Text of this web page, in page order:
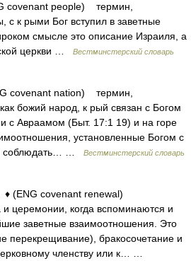
covenant people) термин,
с к рыми Бог вступил в заветные
смысле это описание Израиля, а
церкви …
Вестминстерский словарь
covenant nation) термин,
божий народ, к рый связан с Богом
с Авраамом (Быт. 17:1 19) и на горе
установленные Богом с
соблюдать… …
Вестминстерский словарь
(ENG covenant renewal)
церемонии, когда вспоминаются и
заветные взаимоотношения. Это
перекрещивание), бракосочетание и
членству или к… …